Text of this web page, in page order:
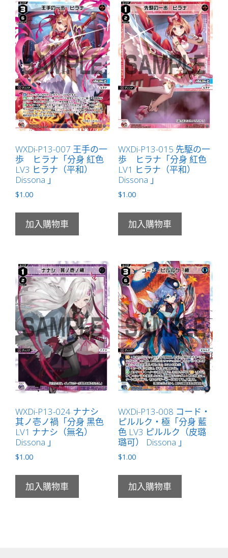
イ
オ
ナ
（伊
緒
奈）
」
數
量
WXDi-P13-007 王手の一
歩 ヒラナ「分身 紅色
LV3 ヒラナ（平和）
Dissona 」
$1.00
加入購物車
WXDi-P13-015 先駆の一
歩 ヒラナ「分身 紅色
LV1 ヒラナ（平和）
Dissona 」
$1.00
加入購物車
WXDi-P13-024 ナナシ
其ノ壱ノ禍「分身 黑色
LV1 ナナシ（無名）
Dissona 」
$1.00
加入購物車
WXDi-P13-008 コード・
ピルルク・極「分身 藍
色 LV3 ピルルク（皮璐
璐可） Dissona 」
$1.00
加入購物車